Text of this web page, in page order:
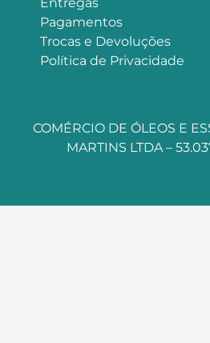
Pagamentos
Trocas e Devoluções
Política de Privacidade
COMÉRCIO DE ÓLEOS E
MARTINS LTDA –